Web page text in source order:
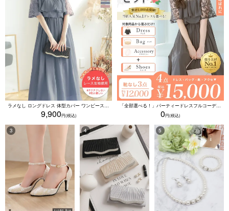
ラメなし ロングドレス 体型カバー ワンピース 敏感肌対応 結婚式 二次会 お呼ばれ 大人 上品 (Sサイズ～5Lサイズ)
9,900
「全部選べる！」パーティードレスフルコーデセット (ドレス1点＋バッグ1点＋アクセ1点+靴1足/4点15000円(税込)/靴なしで12000円(税込))
0